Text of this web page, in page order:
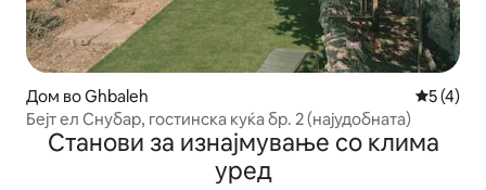
Дом во Ghbaleh
5 (4)
Бејт ел Снубар, гостинска куќа бр. 2 (најудобната)
Станови за изнајмување со клима
уред